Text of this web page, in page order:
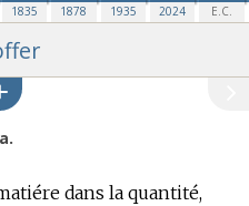
1835 1878 1935 2024 E.C.
dans la quantité,